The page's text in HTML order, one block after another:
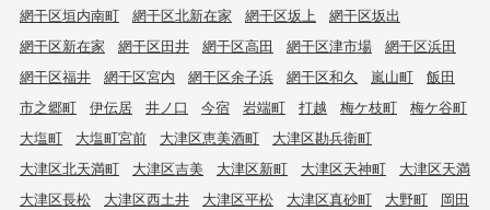
網干区垣内南町
網干区北新在家 網干区坂上
網干区坂出
網干区新在家
網干区田井 網干区高田 網干区津市場
網干区浜田
網干区福井
網干区宮内 網干区余子浜 網干区和久 嵐山町
飯田
市之郷町
伊伝居 井ノ口 今宿 岩端町 打越 梅ケ枝町
梅ケ谷町
大塩町
大塩町宮前 大津区恵美酒町
大津区勘兵衛町
大津区北天満町
大津区吉美 大津区新町 大津区天神町
大津区天満
大津区長松
大津区西土井 大津区平松 大津区真砂町 大野町
岡田